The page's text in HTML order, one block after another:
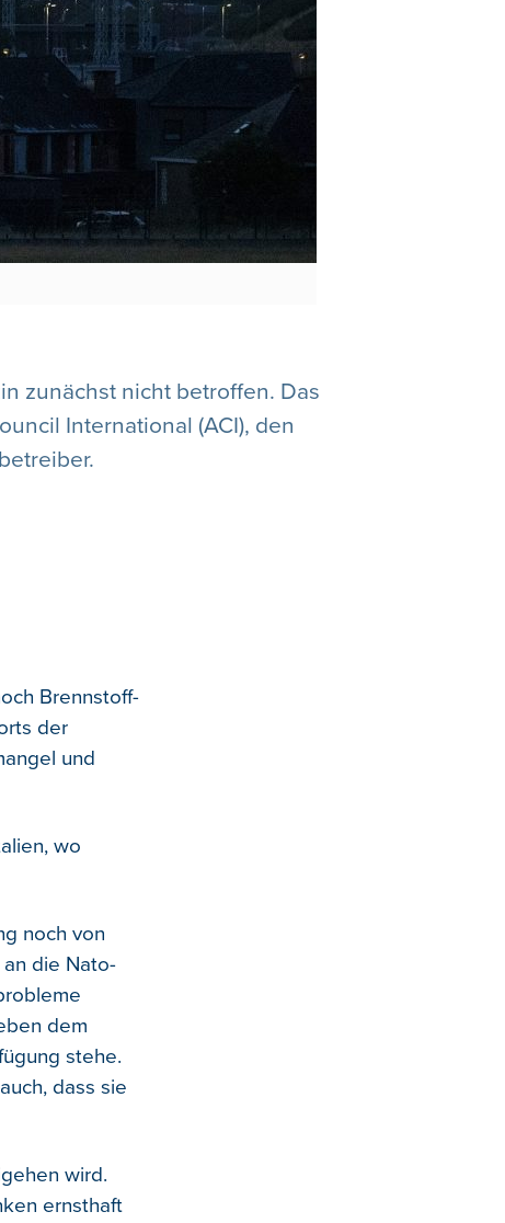
zunächst nicht betroffen. Das
International (ACI), den
Brennstoff-
der
und
wo
noch von
die Nato-
dem
stehe.
dass sie
wird.
ernsthaft